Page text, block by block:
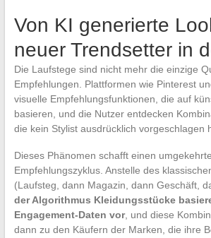
Von KI generierte
neuer Trendsetter in
Die Laufstege sind nicht mehr die einzige
Empfehlungen. Plattformen wie Pinterest
visuelle Empfehlungsfunktionen, die auf
basieren, und die Nutzer entdecken
die kein Stylist ausdrücklich vorgeschlagen
Dieses Phänomen schafft einen
Empfehlungszyklus. Anstelle des
(Laufsteg, dann Magazin, dann Geschäft,
der Algorithmus Kleidungsstücke
Engagement-Daten vor, und diese
dann zu den Käufern der Marken, die ihre